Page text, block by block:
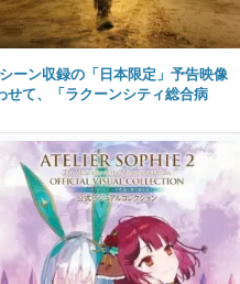
ーン収録の「日本限定」予告映像
て、「ラクーンシティ総合病